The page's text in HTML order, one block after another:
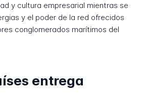
y cultura empresarial mientras se
y el poder de la red ofrecidos
conglomerados marítimos del
entrega